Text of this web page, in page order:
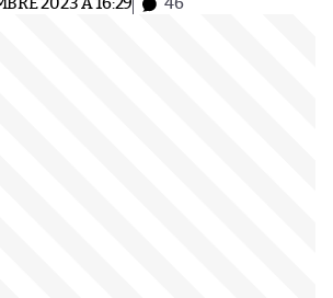
2023 À 16:29 46